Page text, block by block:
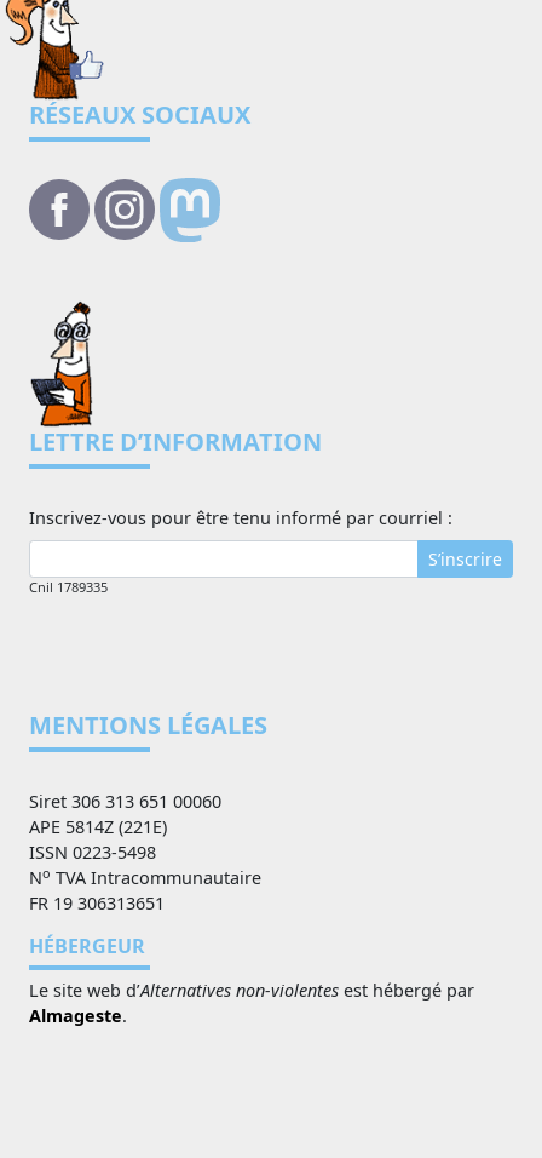
RÉSEAUX SOCIAUX
LETTRE D’INFORMATION
Inscrivez-vous pour être tenu informé par courriel :
S’inscrire
Cnil 1789335
MENTIONS LÉGALES
Siret 306 313 651 00060
APE 5814Z (221E)
ISSN 0223-5498
No TVA Intracommunautaire
FR 19 306313651
HÉBERGEUR
Le site web d’Alternatives non-violentes est hébergé par
Almageste.